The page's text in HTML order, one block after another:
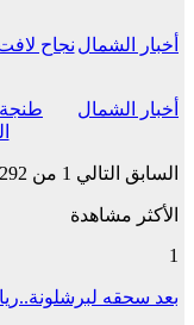
أخبار الشمال
أخبار الشمال
طنجة
السابق التالي 1 من 292
الأكثر مشاهدة
1
بعد سحقه